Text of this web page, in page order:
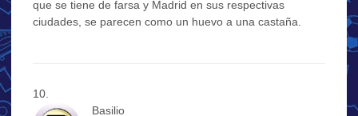
que se tiene de farsa y Madrid en sus respectivas
ciudades, se parecen como un huevo a una castaña.
Basilio